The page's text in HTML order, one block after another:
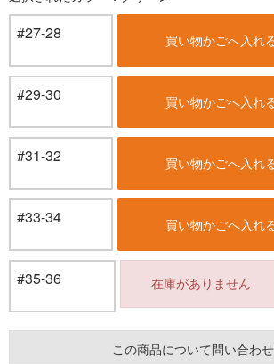
#27-28 買い物かごへ入れ
#29-30 買い物かごへ入れ
#31-32 買い物かごへ入れ
#33-34 買い物かごへ入れ
#35-36 在庫がありません
この商品について問い合わ